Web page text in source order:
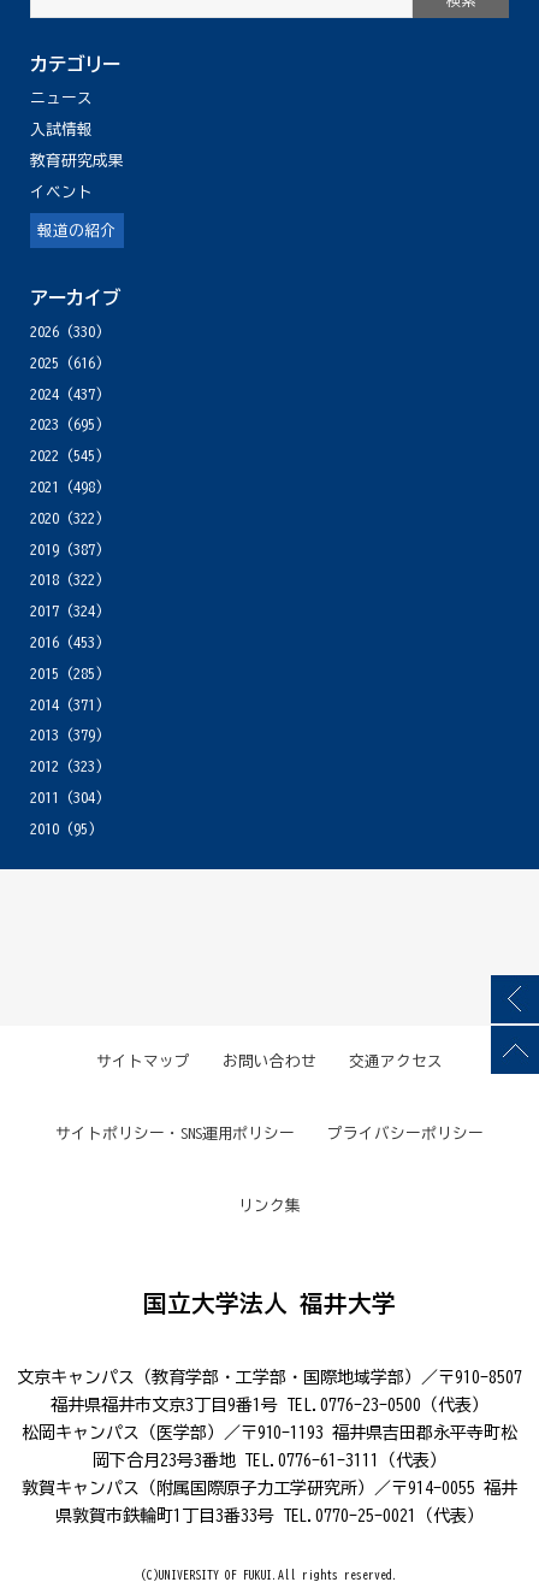
カテゴリー
ニュース
入試情報
教育研究成果
イベント
報道の紹介
アーカイブ
2026(330)
2025 (616)
2024(437)
2023 (695)
2022 (545)
2021
(498)
2020(322)
2019(387)
2018(322)
2017(324)
2016(453)
2015 (285)
2014(371)
2013 (379)
2012 (323)
2011
(304)
2010(95)
サイトマップ お問い合わせ 交通アクセス
サイトポリシー・SNS運用ポリシー プライバシーポリシー
リンク集
国立大学法人 福井大学
文京キャンパス（教育学部・工学部・国際地域学部）／〒910-8507
福井県福井市文京3丁目9番1号 TEL.0776-23-0500（代表）
松岡キャンパス（医学部）／〒910-1193 福井県吉田郡永平寺町松
岡下合月23号3番地 TEL.0776-61-3111（代表）
敦賀キャンパス（附属国際原子力工学研究所）／〒914-0055 福井
県敦賀市鉄輪町1丁目3番33号 TEL.0770-25-0021（代表）
(C)UNIVERSITY OF FUKUI.All rights reserved.